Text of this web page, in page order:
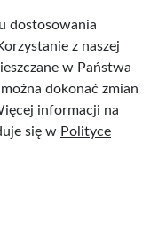
dostosowania
z naszej
w Państwa
dokonać zmian
informacji na
się w Polityce